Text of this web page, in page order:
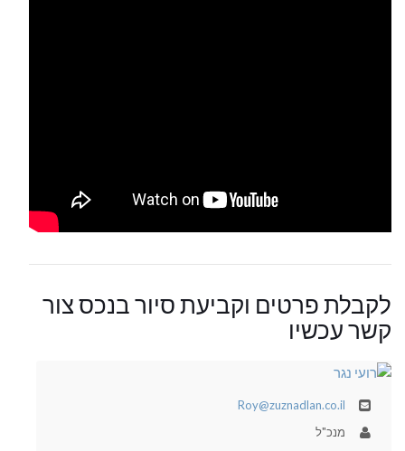
לקבלת פרטים וקביעת סיור בנכס צור
קשר עכשיו
Roy@zuznadlan.co.il
מנכ"ל